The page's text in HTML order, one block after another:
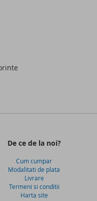
De ce de la noi?
Cum cumpar
Modalitati de plata
Livrare
Termeni si conditii
Harta site